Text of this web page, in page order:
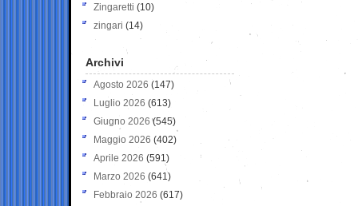
Zingaretti (10)
zingari (14)
Archivi
Agosto 2026 (147)
Luglio 2026 (613)
Giugno 2026 (545)
Maggio 2026 (402)
Aprile 2026 (591)
Marzo 2026 (641)
Febbraio 2026 (617)